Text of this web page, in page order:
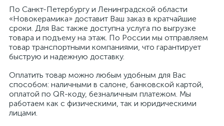
По Санкт-Петербургу и Ленинградской области
«Новокерамика» доставит Ваш заказ в кратчайшие
сроки. Для Вас также доступна услуга по выгрузке
товара и подъему на этаж. По России мы отправляем
товар транспортными компаниями, что гарантирует
быструю и надежную доставку.
Оплатить товар можно любым удобным для Вас
способом: наличными в салоне, банковской картой,
оплатой по QR-коду, безналичным платежом. Мы
работаем как с физическими, так и юридическими
лицами.